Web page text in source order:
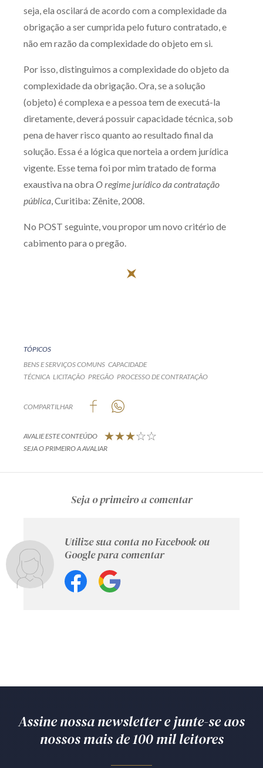
Av. Sete de Setembro, 4698
Telefone (41) 2109-8666
Whatsapp (41) 98881-6616
seja, ela oscilará de acordo com a complexidade da
obrigação a ser cumprida pelo futuro contratado, e
não em razão da complexidade do objeto em si.
Por isso, distinguimos a complexidade do objeto da
complexidade da obrigação. Ora, se a solução
(objeto) é complexa e a pessoa tem de executá-la
diretamente, deverá possuir capacidade técnica, sob
pena de haver risco quanto ao resultado final da
solução. Essa é a lógica que norteia a ordem jurídica
vigente. Esse tema foi por mim tratado de forma
exaustiva na obra O regime jurídico da contratação
pública, Curitiba: Zênite, 2008.
No POST seguinte, vou propor um novo critério de
cabimento para o pregão.
TÓPICOS
BENS E SERVIÇOS COMUNS CAPACIDADE
TÉCNICA LICITAÇÃO PREGÃO PROCESSO DE CONTRATAÇÃO
COMPARTILHAR
AVALIE ESTE CONTEÚDO
SEJA O PRIMEIRO A AVALIAR
Seja o primeiro a comentar
Utilize sua conta no Facebook ou
Google para comentar
Assine nossa newsletter e junte-se aos
nossos mais de 100 mil leitores